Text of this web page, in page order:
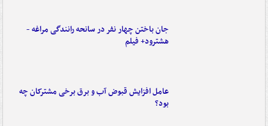
جان باختن چهار نفر در سانحه رانندگی مراغه -
هشترود+ فیلم
عامل افزایش قبوض آب و برق برخی مشترکان چه
بود؟